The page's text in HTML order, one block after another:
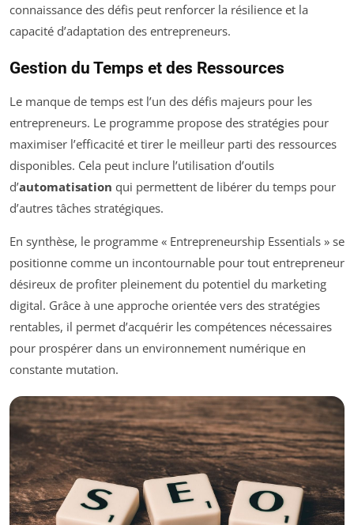
connaissance des défis peut renforcer la résilience et la
capacité d’adaptation des entrepreneurs.
Gestion du Temps et des Ressources
Le manque de temps est l’un des défis majeurs pour les
entrepreneurs. Le programme propose des stratégies pour
maximiser l’efficacité et tirer le meilleur parti des ressources
disponibles. Cela peut inclure l’utilisation d’outils
d’automatisation qui permettent de libérer du temps pour
d’autres tâches stratégiques.
En synthèse, le programme « Entrepreneurship Essentials » se
positionne comme un incontournable pour tout entrepreneur
désireux de profiter pleinement du potentiel du marketing
digital. Grâce à une approche orientée vers des stratégies
rentables, il permet d’acquérir les compétences nécessaires
pour prospérer dans un environnement numérique en
constante mutation.